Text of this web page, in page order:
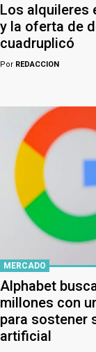
Los alquileres
y la oferta de
cuadruplicó
Por REDACCION
MERCADO
Alphabet
millones con
para sostener
artificial